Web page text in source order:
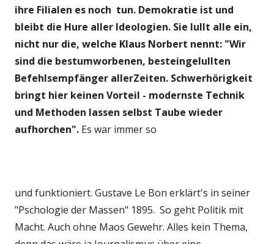
ihre Filialen es noch tun. Demokratie ist und
bleibt die Hure aller Ideologien. Sie lullt alle ein,
nicht nur die, welche Klaus Norbert nennt: "Wir
sind die bestumworbenen, besteingelullten
Befehlsempfänger allerZeiten. Schwerhörigkeit
bringt hier keinen Vorteil - modernste Technik
und Methoden lassen selbst Taube wieder
aufhorchen". Es war immer so
und funktioniert. Gustave Le Bon erklärt's in seiner
"Pschologie der Massen" 1895. So geht Politik mit
Macht. Auch ohne Maos Gewehr. Alles kein Thema,